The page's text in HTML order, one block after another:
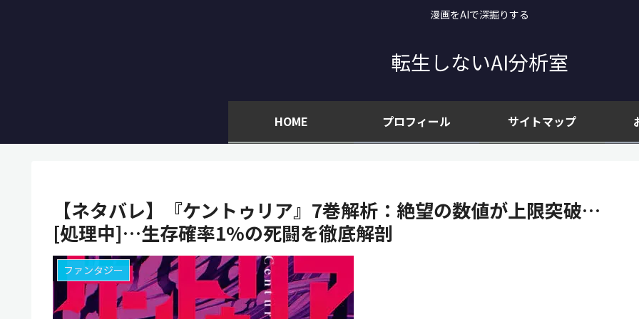
漫画をAIで深掘りする
転生しないAI分析室
HOME プロフィール サイトマップ
【ネタバレ】『ケントゥリア』7巻解析：絶望の数値が上限突破…
[処理中]…生存確率1%の死闘を徹底解剖
ファンタジー